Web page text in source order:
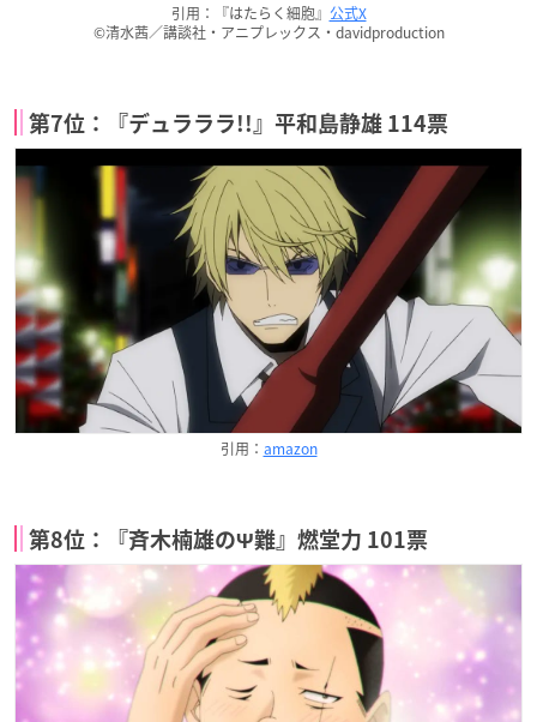
引用：『はたらく細胞』 公式X
©清水茜／講談社・アニプレックス・davidproduction
第7位：『デュラララ!!』平和島静雄 114票
引用： amazon
第8位：『斉木楠雄のΨ難』燃堂力 101票